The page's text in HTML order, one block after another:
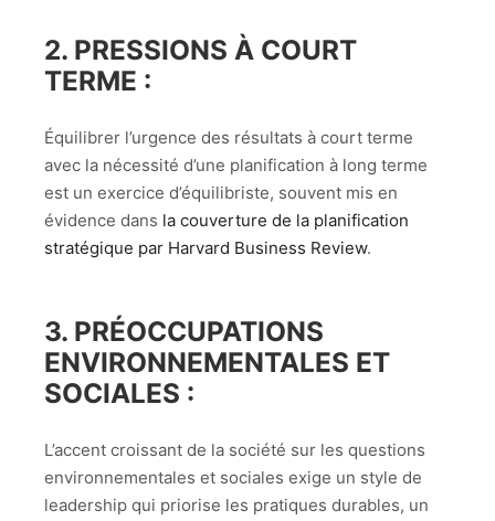
2. PRESSIONS À COURT
TERME :
Équilibrer l’urgence des résultats à court terme
avec la nécessité d’une planification à long terme
est un exercice d’équilibriste, souvent mis en
évidence dans la couverture de la planification
stratégique par Harvard Business Review.
3. PRÉOCCUPATIONS
ENVIRONNEMENTALES ET
SOCIALES :
L’accent croissant de la société sur les questions
environnementales et sociales exige un style de
leadership qui priorise les pratiques durables, un